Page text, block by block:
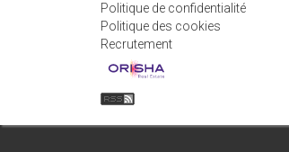
Politique de confidentialité
Politique des cookies
Recrutement